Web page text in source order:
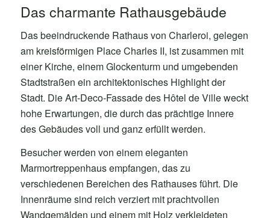
Das charmante Rathausgebäude
Das beeindruckende Rathaus von Charleroi, gelegen
am kreisförmigen Place Charles II, ist zusammen mit
einer Kirche, einem Glockenturm und umgebenden
Stadtstraßen ein architektonisches Highlight der
Stadt. Die Art-Deco-Fassade des Hôtel de Ville weckt
hohe Erwartungen, die durch das prächtige Innere
des Gebäudes voll und ganz erfüllt werden.
Besucher werden von einem eleganten
Marmortreppenhaus empfangen, das zu
verschiedenen Bereichen des Rathauses führt. Die
Innenräume sind reich verziert mit prachtvollen
Wandgemälden und einem mit Holz verkleideten